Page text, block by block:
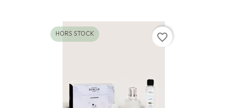
HORS STOCK favorite_border